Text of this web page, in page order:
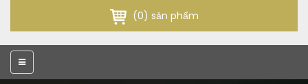
(0) sản phẩm